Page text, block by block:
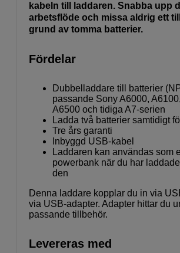
kabeln till laddaren. Snabba upp
arbetsflöde och missa aldrig ett
grund av tomma batterier.
Fördelar
Dubbelladdare till batterier
passande Sony A6000,
A6500 och tidiga A7-serien
Ladda två batterier samtidigt
Tre års garanti
Inbyggd USB-kabel
Laddaren kan användas som
powerbank när du har
den
Denna laddare kopplar du in via
via USB-adapter. Adapter hittar du
passande tillbehör.
Levereras med